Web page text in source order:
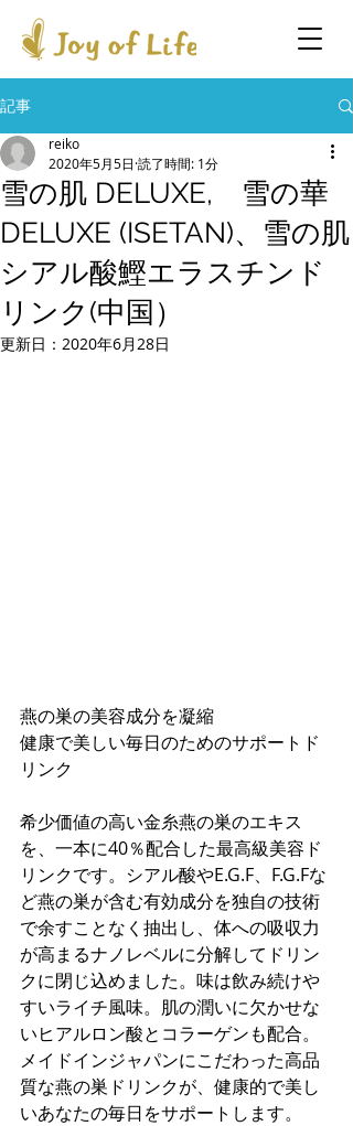
記事
雪の肌 DELUXE, 雪の華
DELUXE (ISETAN)、雪の肌
シアル酸鰹エラスチンド
リンク(中国）
reiko
2020年5月5日 読了時間: 1分
更新日： 2020年6月28日
燕の巣の美容成分を凝縮
健康で美しい毎日のためのサポートド
リンク
希少価値の高い金糸燕の巣のエキス
を、一本に40％配合した最高級美容ド
リンクです。シアル酸やE.G.F、F.G.Fな
ど燕の巣が含む有効成分を独自の技術
で余すことなく抽出し、体への吸収力
が高まるナノレベルに分解してドリン
クに閉じ込めました。味は飲み続けや
すいライチ風味。肌の潤いに欠かせな
いヒアルロン酸とコラーゲンも配合。
メイドインジャパンにこだわった高品
質な燕の巣ドリンクが、健康的で美し
いあなたの毎日をサポートします。